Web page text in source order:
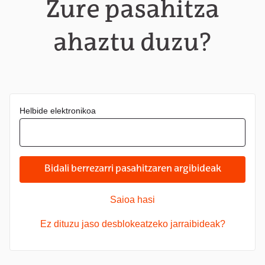
Zure pasahitza
ahaztu duzu?
Helbide elektronikoa
Bidali berrezarri pasahitzaren argibideak
Saioa hasi
Ez dituzu jaso desblokeatzeko jarraibideak?